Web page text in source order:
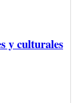
y culturales